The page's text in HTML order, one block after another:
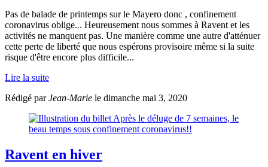
Pas de balade de printemps sur le Mayero donc , confinement
coronavirus oblige... Heureusement nous sommes à Ravent et les
activités ne manquent pas. Une manière comme une autre d'atténuer
cette perte de liberté que nous espérons provisoire même si la suite
risque d'être encore plus difficile...
Lire la suite
Rédigé parJean-Marie le dimanche mai 3, 2020
Ravent en hiver